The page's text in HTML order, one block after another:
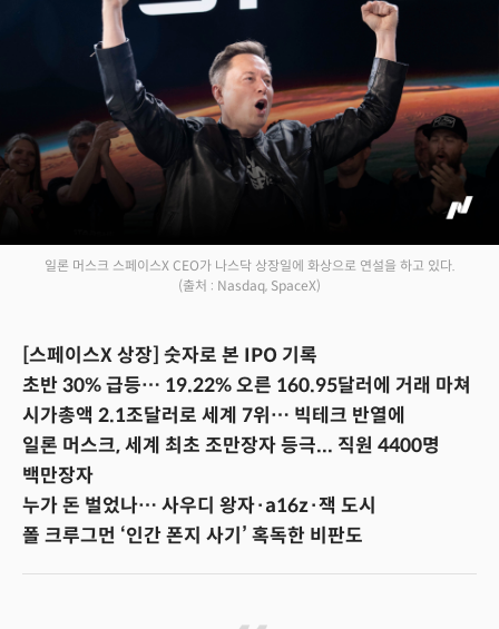
일론 머스크 스페이스X CEO가 나스닥 상장일에 화상으로 연설을 하고 있다.
(출처 : Nasdaq, SpaceX)
[스페이스X 상장] 숫자로 본 IPO 기록
초반 30% 급등… 19.22% 오른 160.95달러에 거래 마쳐
시가총액 2.1조달러로 세계 7위… 빅테크 반열에
일론 머스크, 세계 최초 조만장자 등극... 직원 4400명
백만장자
누가 돈 벌었나… 사우디 왕자·a16z·잭 도시
폴 크루그먼 ‘인간 폰지 사기’ 혹독한 비판도